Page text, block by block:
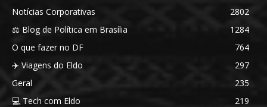
Notícias Corporativas
2802
⚖️ Blog de Política em Brasília
1284
O que fazer no DF
764
✈️ Viagens do Eldo
297
Geral
235
💻 Tech com Eldo
219